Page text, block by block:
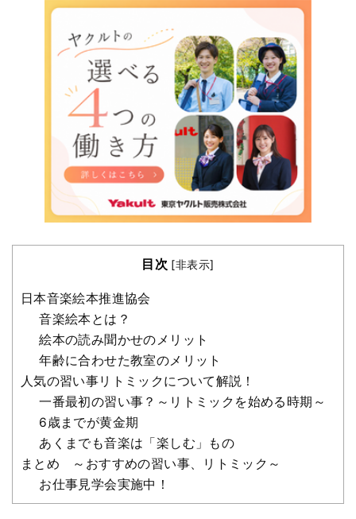
目次 [非表示]
日本音楽絵本推進協会
音楽絵本とは？
絵本の読み聞かせのメリット
年齢に合わせた教室のメリット
人気の習い事リトミックについて解説！
一番最初の習い事？～リトミックを始める時期～
6歳までが黄金期
あくまでも音楽は「楽しむ」もの
まとめ ～おすすめの習い事、リトミック～
お仕事見学会実施中！